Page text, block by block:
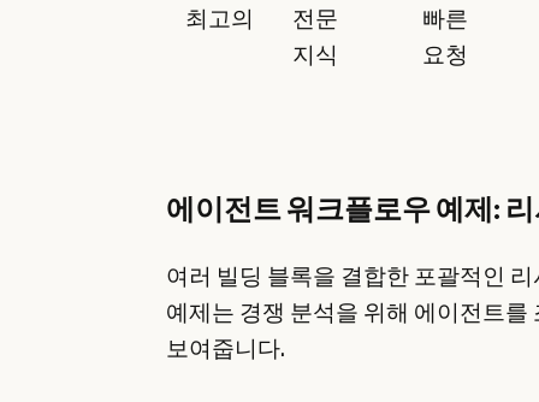
최고의
전문
지식
빠른
요청
에이전트 워크플로우 예제:
여러 빌딩 블록을 결합한 포괄적인
예제는 경쟁 분석을 위해 에이전트
보여줍니다.